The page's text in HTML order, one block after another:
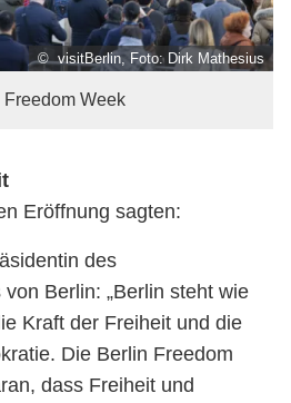
© visitBerlin, Foto: Dirk Mathesius
Week
Eröffnung sagten:
des
Berlin: „Berlin steht wie
Kraft der Freiheit und die
Die Berlin Freedom
dass Freiheit und